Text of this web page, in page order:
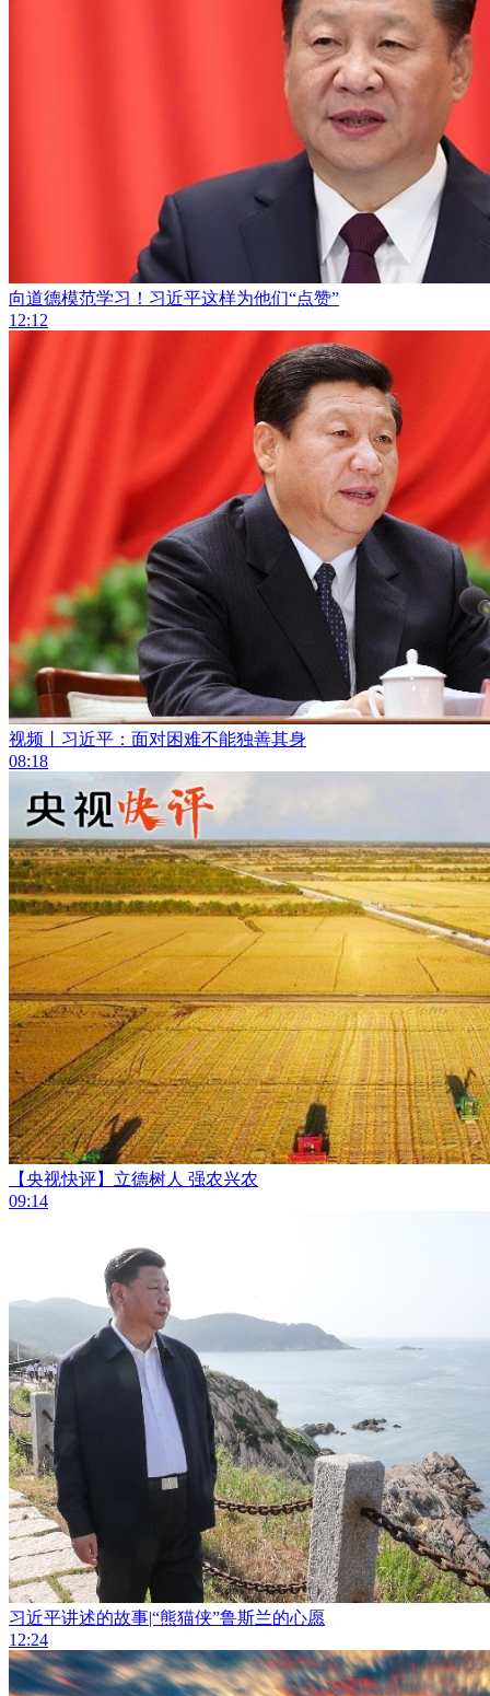
向道德模范学习！习近平这样为他们“点赞”
12:12
视频丨习近平：面对困难不能独善其身
08:18
【央视快评】立德树人 强农兴农
09:14
习近平讲述的故事|“熊猫侠”鲁斯兰的心愿
12:24